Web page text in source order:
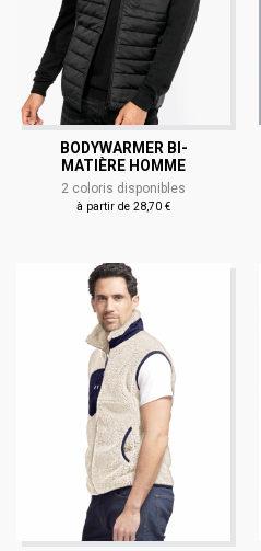
BODYWARMER BI-
MATIÈRE HOMME
2 coloris disponibles
à partir de 28,70 €